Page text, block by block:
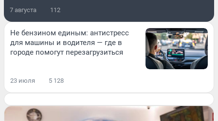
7 августа 112
Не бензином единым: антистресс
для машины и водителя — где в
городе помогут перезагрузиться
23 июля 5 128